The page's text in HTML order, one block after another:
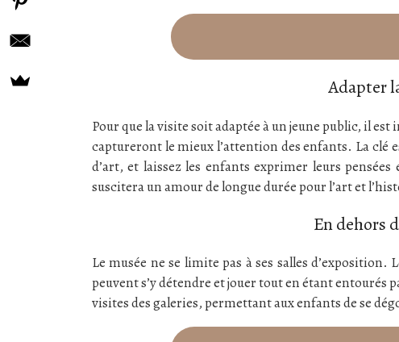
Adapter
Pour que la visite soit adaptée à un jeune public, il
captureront le mieux l’attention des enfants. La clé
d’art, et laissez les enfants exprimer leurs
suscitera un amour de longue durée pour l’art et
En dehors
Le musée ne se limite pas à ses salles d’exposition.
peuvent s’y détendre et jouer tout en étant entourés
visites des galeries, permettant aux enfants de se